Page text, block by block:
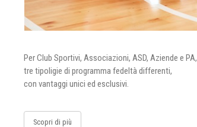
Per Club Sportivi, Associazioni, ASD, Aziende e PA,
tre tipoligie di programma fedeltà differenti,
con vantaggi unici ed esclusivi.
Scopri di più